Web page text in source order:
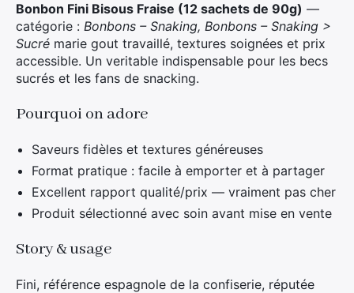
Bonbon Fini Bisous Fraise (12 sachets de 90g) —
catégorie : Bonbons – Snaking, Bonbons – Snaking >
Sucré marie gout travaillé, textures soignées et prix
accessible. Un veritable indispensable pour les becs
sucrés et les fans de snacking.
Pourquoi on adore
Saveurs fidèles et textures généreuses
Format pratique : facile à emporter et à partager
Excellent rapport qualité/prix — vraiment pas cher
Produit sélectionné avec soin avant mise en vente
Story & usage
Fini, référence espagnole de la confiserie, réputée